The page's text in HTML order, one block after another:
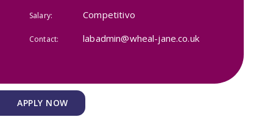
Salary: Competitivo
Contact: labadmin@wheal-jane.co.uk
APPLY NOW